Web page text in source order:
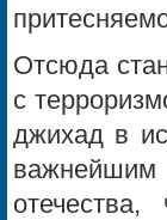
Отсюда
с
джихад в
важнейшим